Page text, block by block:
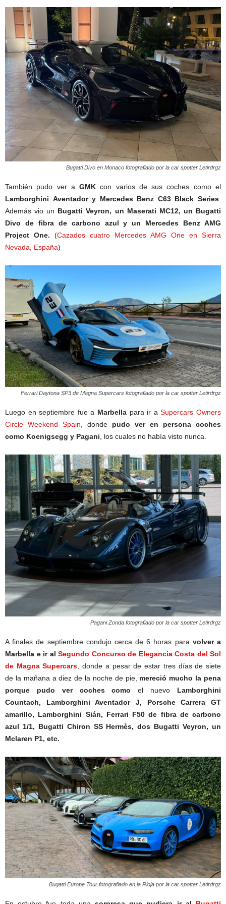
Bugatti Divo en Monaco fotografiado por la car spotter Letirdrgz
También pudo ver aGMK con varios de sus coches como el
Lamborghini Aventador y Mercedes Benz C63 Black Series
Además vio un Bugatti Veyron, un Maserati MC12, un Bugatti
Divo de fibra de carbono azul y un Mercedes Benz AMG
Project One. (Cazados cuatro Mercedes AMG One en Sierra
Nevada, España)
Ferrari Daytona SP3 de Magna Supercars fotografiado por la car spotter Letirdrgz
Luego en septiembre fue a Marbella para ir aSupercars Owners
Circle Weekend Spain , donde pudo ver en persona coches
como Koenigsegg y Pagani , los cuales no había visto nunca.
Pagani Zonda fotografiado por la car spotter Letirdrgz
A finales de septiembre condujo cerca de 6 horas para volver a
Marbella e ir al Segundo Concurso de Elegancia Costa del Sol
de Magna Supercars , donde a pesar de estar tres días de siete
de la mañana a diez de la noche de pie, mereció mucho la pena
porque pudo ver coches como el nuevo Lamborghini
Countach, Lamborghini Aventador J, Porsche Carrera GT
amarillo, Lamborghini Sián, Ferrari F50 de fibra de carbono
azul 1/1, Bugatti Chiron SS Hermès, dos Bugatti Veyron, un
Mclaren P1, etc.
Bugatti Europe Tour fotografiado en la Rioja por la car spotter Letirdrgz